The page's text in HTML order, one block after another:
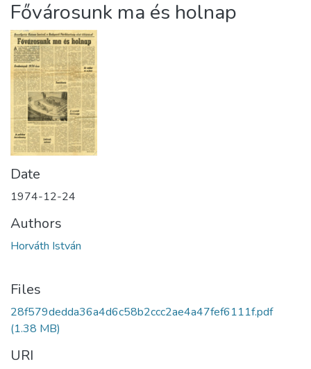
Statistics
About us
Fővárosunk ma és holnap
Date
1974-12-24
Authors
Horváth István
Files
28f579dedda36a4d6c58b2ccc2ae4a47fef6111f.pdf
(1.38 MB)
URI